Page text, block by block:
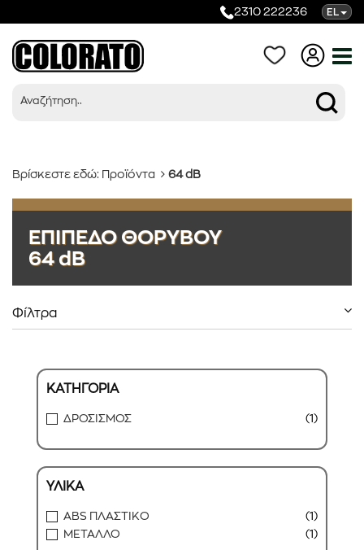
2310 222236 EL
Κατηγορίες
Βρίσκεστε εδώ: Προϊόντα 64 dB
ΕΠΙΠΕΔΟ ΘΟΡΥΒΟΥ
64 dB
Φίλτρα
ΚΑΤΗΓΟΡΙΑ
ΔΡΟΣΙΣΜΟΣ (1)
ΥΛΙΚΑ
ABS ΠΛΑΣΤΙΚΟ
(1)
ΜΕΤΑΛΛΟ
(1)